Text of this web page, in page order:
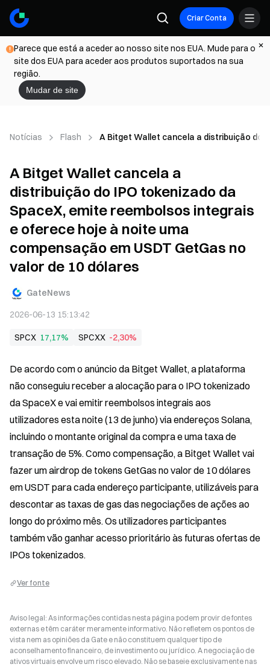
Criar Conta
Parece que está a aceder ao nosso site nos EUA. Mude para o
site dos EUA para aceder aos produtos suportados na sua
região.
Mudar de site
Notícias Flash A Bitget Wallet cancela a distribuição do
A Bitget Wallet cancela a
distribuição do IPO tokenizado da
SpaceX, emite reembolsos integrais
e oferece hoje à noite uma
compensação em USDT GetGas no
valor de 10 dólares
GateNews
2026-06-13 15:13:42
SPCX 17,17% SPCXX -2,30%
De acordo com o anúncio da Bitget Wallet, a plataforma
não conseguiu receber a alocação para o IPO tokenizado
da SpaceX e vai emitir reembolsos integrais aos
utilizadores esta noite (13 de junho) via endereços Solana,
incluindo o montante original da compra e uma taxa de
transação de 5%. Como compensação, a Bitget Wallet vai
fazer um airdrop de tokens GetGas no valor de 10 dólares
em USDT para cada endereço participante, utilizáveis para
descontar as taxas de gas das negociações de ações ao
longo do próximo mês. Os utilizadores participantes
também vão ganhar acesso prioritário às futuras ofertas de
IPOs tokenizados.
Ver fonte
Aviso legal: As informações contidas nesta página podem provir de fontes
externas e têm caráter meramente informativo. Não refletem os pontos de
vista nem as opiniões da Gate e não constituem qualquer tipo de
aconselhamento financeiro, de investimento ou jurídico. A negociação de
ativos virtuais envolve um risco elevado. Não se baseie exclusivamente nas